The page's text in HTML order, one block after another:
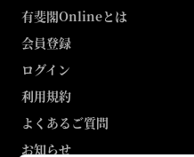
有斐閣Onlineとは
会員登録
ログイン
利用規約
よくあるご質問
お知らせ